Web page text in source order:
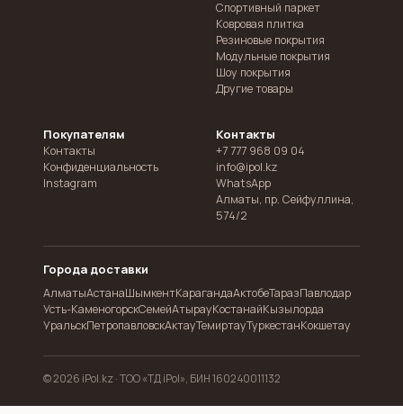
Спортивный паркет
Ковровая плитка
Резиновые покрытия
Модульные покрытия
Шоу покрытия
Другие товары
Покупателям
Контакты
Конфиденциальность
Instagram
Контакты
+7 777 968 09 04
info@ipol.kz
WhatsApp
Алматы, пр. Сейфуллина,
574/2
Города доставки
АлматыАстанаШымкентКарагандаАктобеТаразПавлодар
Усть-КаменогорскСемейАтырауКостанайКызылорда
УральскПетропавловскАктауТемиртауТуркестанКокшетау
© 2026 iPol.kz · ТОО «ТД iPol», БИН 160240011132